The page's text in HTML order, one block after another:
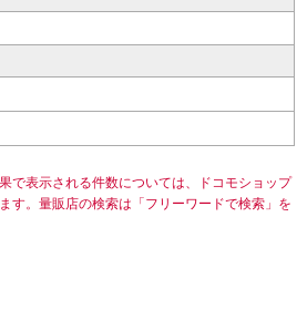
で表示される件数については、ドコモショップ
す。量販店の検索は「フリーワードで検索」を